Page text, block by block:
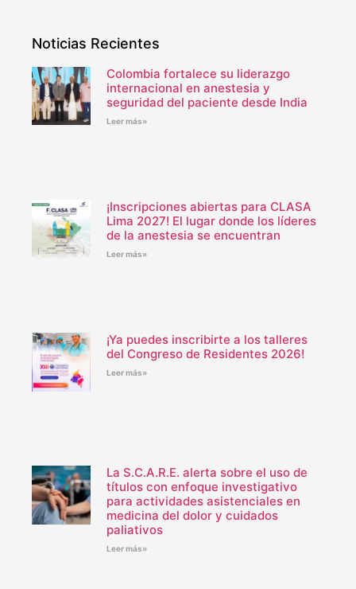
Noticias Recientes
Colombia fortalece su liderazgo
internacional en anestesia y
seguridad del paciente desde India
Leer más»
¡Inscripciones abiertas para CLASA
Lima 2027! El lugar donde los líderes
de la anestesia se encuentran
Leer más»
¡Ya puedes inscribirte a los talleres
del Congreso de Residentes 2026!
Leer más»
La S.C.A.R.E. alerta sobre el uso de
títulos con enfoque investigativo
para actividades asistenciales en
medicina del dolor y cuidados
paliativos
Leer más»